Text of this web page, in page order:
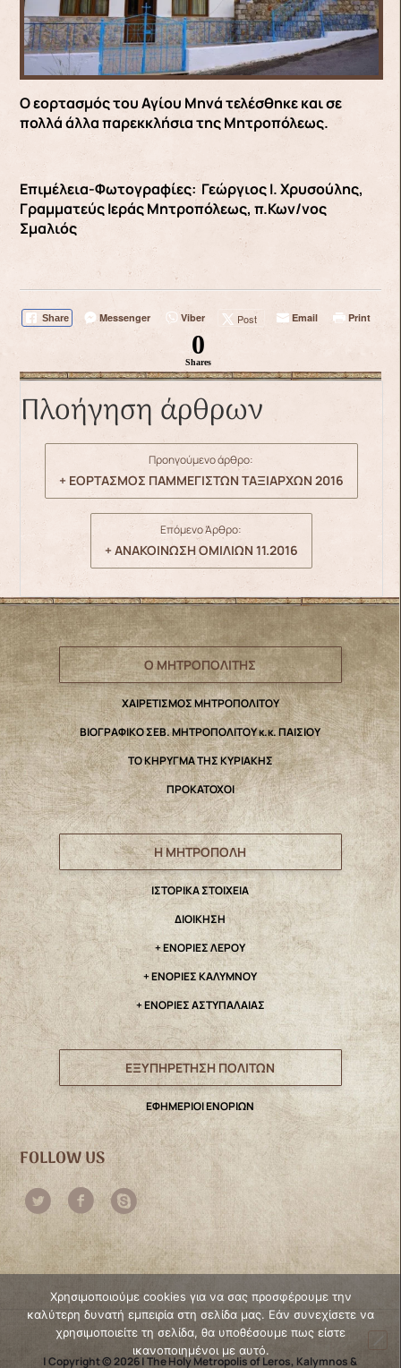
Ο εορτασμός του Αγίου Μηνά τελέσθηκε και σε
πολλά άλλα παρεκκλήσια της Μητροπόλεως.
Επιμέλεια-Φωτογραφίες: Γεώργιος Ι. Χρυσούλης,
Γραμματεύς Ιεράς Μητροπόλεως, π.Κων/νος
Σμαλιός
Share Messenger Viber Post Email Print
0
Shares
Πλοήγηση άρθρων
Προηγούμενο άρθρο:
+ ΕΟΡΤΑΣΜΟΣ ΠΑΜΜΕΓΙΣΤΩΝ ΤΑΞΙΑΡΧΩΝ 2016
Επόμενο Άρθρο:
+ ΑΝΑΚΟΙΝΩΣΗ ΟΜΙΛΙΩΝ 11.2016
Ο ΜΗΤΡΟΠΟΛΙΤΗΣ
ΧΑΙΡΕΤΙΣΜΟΣ ΜΗΤΡΟΠΟΛΙΤΟΥ
ΒΙΟΓΡΑΦΙΚΟ ΣΕΒ. ΜΗΤΡΟΠΟΛΙΤΟΥ κ.κ. ΠΑΙΣΙΟΥ
ΤΟ ΚΗΡΥΓΜΑ ΤΗΣ ΚΥΡΙΑΚΗΣ
ΠΡΟΚΑΤΟΧΟΙ
Η ΜΗΤΡΟΠΟΛΗ
IΣΤΟΡΙΚΑ ΣΤΟΙΧΕΙΑ
ΔΙΟΙΚΗΣΗ
+ ΕΝΟΡΙΕΣ ΛΕΡΟΥ
+ ΕΝΟΡΙΕΣ ΚΑΛΥΜΝΟΥ
+ ΕΝΟΡΙΕΣ ΑΣΤΥΠΑΛΑΙΑΣ
ΕΞΥΠΗΡΕΤΗΣΗ ΠΟΛΙΤΩΝ
ΕΦΗΜΕΡΙΟΙ ΕΝΟΡΙΩΝ
FOLLOW US
| Copyright © 2026 | The Holy Metropolis of Leros, Kalymnos &
Χρησιμοποιούμε cookies για να σας προσφέρουμε την
καλύτερη δυνατή εμπειρία στη σελίδα μας. Εάν συνεχίσετε να
χρησιμοποιείτε τη σελίδα, θα υποθέσουμε πως είστε
ικανοποιημένοι με αυτό.